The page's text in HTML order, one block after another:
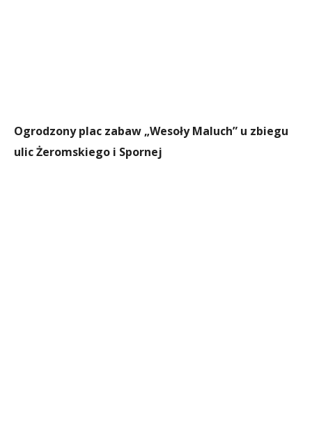
Ogrodzony plac zabaw „Wesoły Maluch” u zbiegu
ulic Żeromskiego i Spornej